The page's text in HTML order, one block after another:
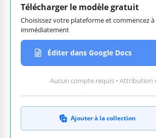
Télécharger le modèle gratuit
Choisissez votre plateforme et commencez
immédiatement
Éditer dans Google Docs
Aucun compte requis • Attribution
Ajouter à la collection